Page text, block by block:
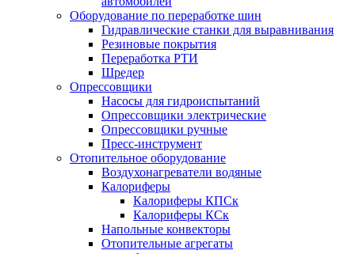
Оборудование по переработке шин
Гидравлические станки для выравнивания
Резиновые покрытия
Переработка РТИ
Шредер
Опрессовщики
Насосы для гидроиспытаний
Опрессовщики электрические
Опрессовщики ручные
Пресс-инструмент
Отопительное оборудование
Воздухонагреватели водяные
Калориферы
Калориферы КПСк
Калориферы КСк
Напольные конвекторы
Отопительные агрегаты